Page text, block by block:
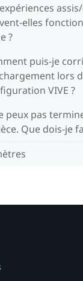
elles
?
puis-je
lors
VIVE ?
peux pas
Que dois-je